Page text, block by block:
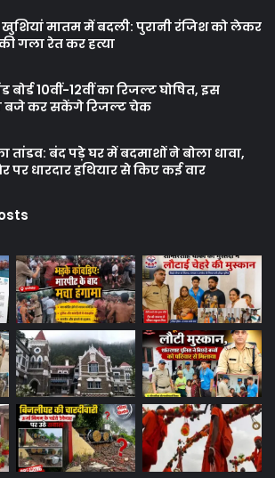
मातम में बदली: पुरानी रंजिश को लेकर
गला रेत कर हत्या
बोर्ड 10वीं-12वीं का रिजल्ट घोषित, इस
बजे कर सकेंगे रिजल्ट चेक
तांडव: बंद पड़े घर में बदमाशों ने बोला धावा,
पर धारदार हथियार से किए कई वार